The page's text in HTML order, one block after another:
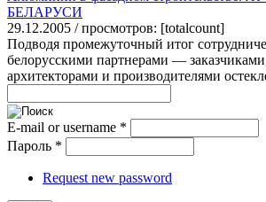
БЕЛАРУСИ
29.12.2005 / просмотров: [totalcount]
Подводя промежуточный итог
белорусскими партнерами —
архитекторами и производителями
E-mail or username *
Пароль *
Request new password